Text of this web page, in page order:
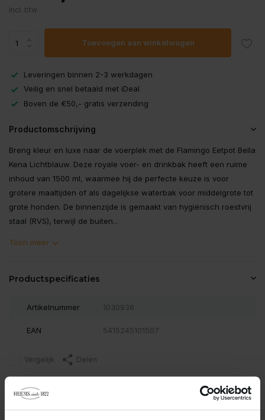
Incl. btw
Toevoegen aan winkelwagen
Leveringen binnen 2-3 werkdagen
Veilig en snel betaald met iDeal
Boven de €50,- gratis verzending
Productomschrijving
Breng kleur en luxe naar de voerplek met de Flamingo Eetpot Bella
Kena Lichtblauw. Deze royale voer- en drinkbak heeft een ruime
inhoud van 1500 ml, waarmee hij de perfecte keuze is voor
grotere maaltijden of als dagelijkse waterbak voor middelgrote tot
grote honden. De binnenzijde is gemaakt van hygiënisch roestvrij
staal (RVS), terwijl de buiten...
Toon meer
Productspecificaties
Artikelnummer 1030936
EAN 5415245101507
Vergelijk Delen